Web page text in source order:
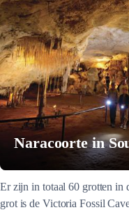
Naracoorte in
Er zijn in totaal 60 grotten in
grot is de Victoria Fossil